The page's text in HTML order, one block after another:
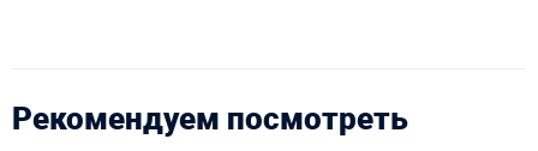
Рекомендуем посмотреть